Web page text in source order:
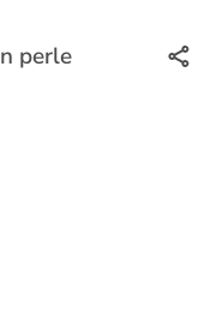
perle